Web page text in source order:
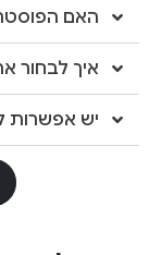
האם
איך לבחור
יש אפשרות